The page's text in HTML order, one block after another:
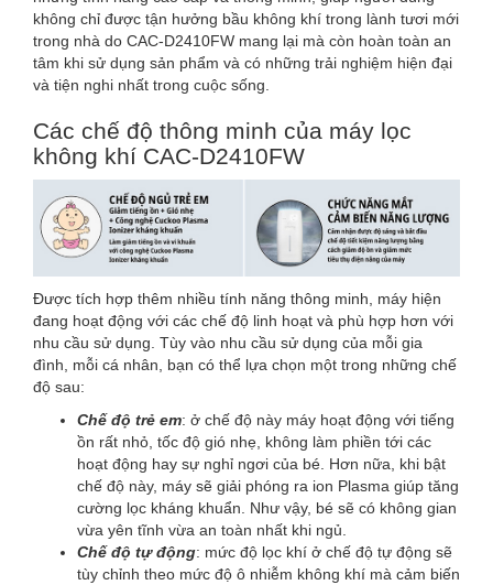
không chỉ được tận hưởng bầu không khí trong lành tươi mới
trong nhà do CAC-D2410FW mang lại mà còn hoàn toàn an
tâm khi sử dụng sản phẩm và có những trải nghiệm hiện đại
và tiện nghi nhất trong cuộc sống.
Các chế độ thông minh của máy lọc
không khí CAC-D2410FW
Được tích hợp thêm nhiều tính năng thông minh, máy hiện
đang hoạt động với các chế độ linh hoạt và phù hợp hơn với
nhu cầu sử dụng. Tùy vào nhu cầu sử dụng của mỗi gia
đình, mỗi cá nhân, bạn có thể lựa chọn một trong những chế
độ sau:
Chế độ trẻ em: ở chế độ này máy hoạt động với tiếng
ồn rất nhỏ, tốc độ gió nhẹ, không làm phiền tới các
hoạt động hay sự nghỉ ngơi của bé. Hơn nữa, khi bật
chế độ này, máy sẽ giải phóng ra ion Plasma giúp tăng
cường lọc kháng khuẩn. Như vậy, bé sẽ có không gian
vừa yên tĩnh vừa an toàn nhất khi ngủ.
Chế độ tự động: mức độ lọc khí ở chế độ tự động sẽ
tùy chỉnh theo mức độ ô nhiễm không khí mà cảm biến